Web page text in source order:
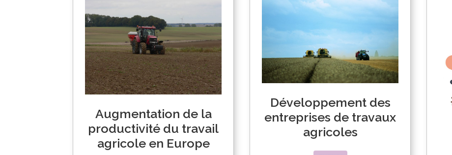
Augmentation de la
productivité du travail
agricole en Europe
Développement des
entreprises de travaux
agricoles